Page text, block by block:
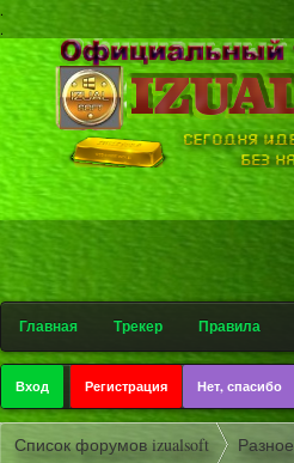
.
.
Главная Трекер Правила
Вход Регистрация Нет, спасибо
Список форумов izualsoft Разное